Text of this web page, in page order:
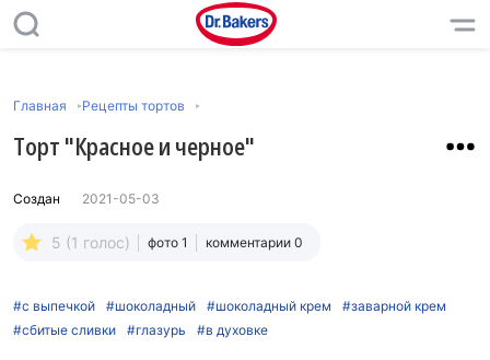
Главная Рецепты тортов
Торт "Красное и черное"
Создан 2021-05-03
5 (1 голос) фото 1 комментарии 0
#с выпечкой #шоколадный #шоколадный крем
#заварной крем
#сбитые сливки
#глазурь #в духовке